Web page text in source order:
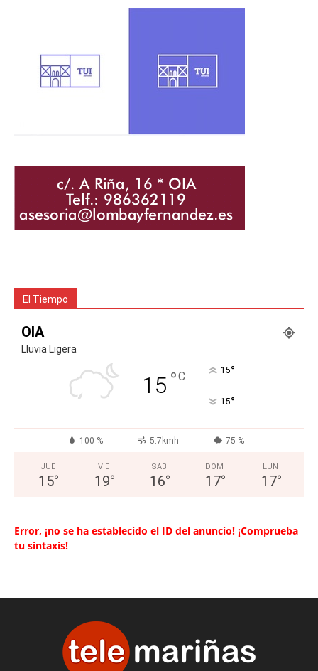
El Tiempo
OIA
Lluvia Ligera
15 °C 15°
15°
100 % 5.7kmh 75 %
JUE
15°
VIE
19°
SAB
16°
DOM
17°
LUN
17°
Error, ¡no se ha establecido el ID del anuncio! ¡Comprueba
tu sintaxis!